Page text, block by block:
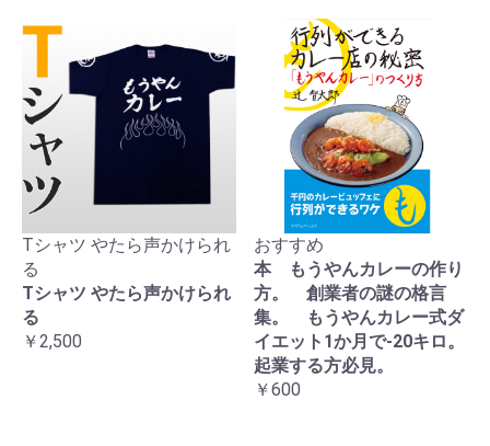
Tシャツ やたら声かけられ
る
Tシャツ やたら声かけられ
る
￥2,500
おすすめ
本 もうやんカレーの作り
方。 創業者の謎の格言
集。 もうやんカレー式ダ
イエット1か月で-20キロ。
起業する方必見。
￥600